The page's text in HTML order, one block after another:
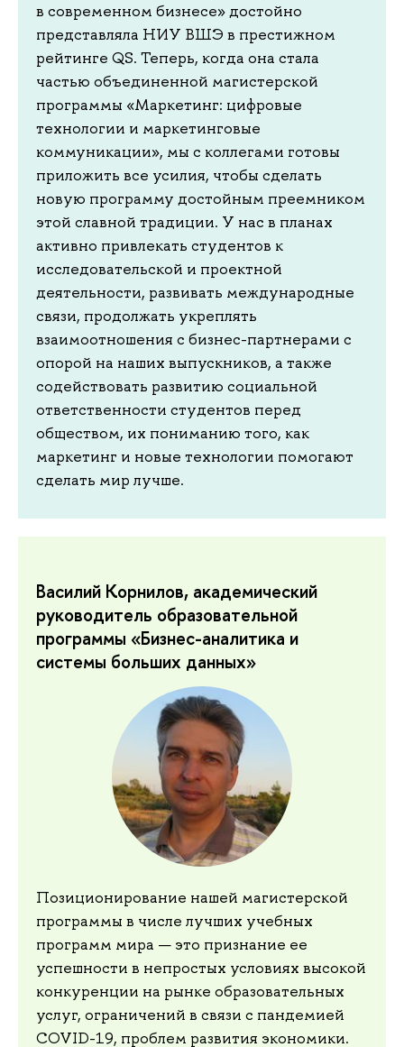
в современном бизнесе» достойно
представляла НИУ ВШЭ в престижном
рейтинге QS. Теперь, когда она стала
частью объединенной магистерской
программы «Маркетинг: цифровые
технологии и маркетинговые
коммуникации», мы с коллегами готовы
приложить все усилия, чтобы сделать
новую программу достойным преемником
этой славной традиции. У нас в планах
активно привлекать студентов к
исследовательской и проектной
деятельности, развивать международные
связи, продолжать укреплять
взаимоотношения с бизнес-партнерами с
опорой на наших выпускников, а также
содействовать развитию социальной
ответственности студентов перед
обществом, их пониманию того, как
маркетинг и новые технологии помогают
сделать мир лучше.
​​​​​​​Василий Корнилов, академический
руководитель образовательной
программы «Бизнес-аналитика и
системы больших данных»
Позиционирование нашей магистерской
программы в числе лучших учебных
программ мира — это признание ее
успешности в непростых условиях высокой
конкуренции на рынке образовательных
услуг, ограничений в связи с пандемией
COVID-19, проблем развития экономики.